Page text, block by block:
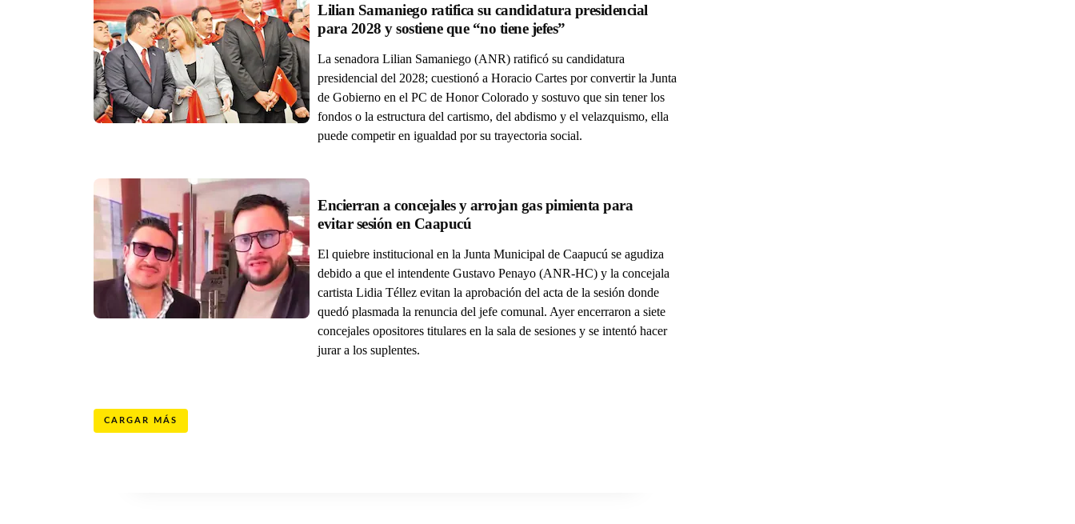
Lilian Samaniego ratifica su candidatura presidencial
La senadora Lilian Samaniego (ANR) ratificó su candidatura
presidencial del 2028; cuestionó a Horacio Cartes por convertir la Junta
de Gobierno en el PC de Honor Colorado y sostuvo que sin tener los
fondos o la estructura del cartismo, del abdismo y el velazquismo, ella
puede competir en igualdad por su trayectoria social.
Encierran a concejales y arrojan gas pimienta para
El quiebre institucional en la Junta Municipal de Caapucú se agudiza
debido a que el intendente Gustavo Penayo (ANR-HC) y la concejala
cartista Lidia Téllez evitan la aprobación del acta de la sesión donde
quedó plasmada la renuncia del jefe comunal. Ayer encerraron a siete
concejales opositores titulares en la sala de sesiones y se intentó hacer
jurar a los suplentes.
CARGAR MÁS